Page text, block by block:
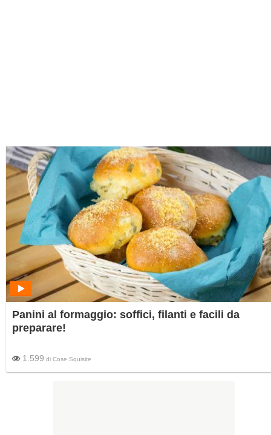
Panini al formaggio: soffici, filanti e facili da
preparare!
1.599 di Cose Squisite